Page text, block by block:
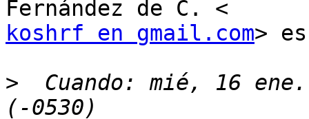
koshrf en gmail.com>
>
Cuando: mié, 16